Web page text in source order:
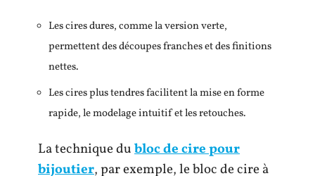
Les cires dures, comme la version verte,
permettent des découpes franches et des finitions
nettes.
Les cires plus tendres facilitent la mise en forme
rapide, le modelage intuitif et les retouches.
La technique dubloc de cire pour
bijoutier, par exemple, le bloc de cire à